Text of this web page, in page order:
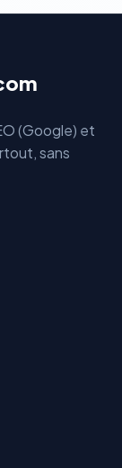
(Google) et
sans